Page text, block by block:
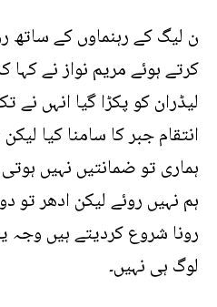
ن لیگ کے رہنماوں کے ساتھ
کرتے ہوئے مریم نواز نے
لیڈران کو پکڑا گیا انہں نے
انتقام جبر کا سامنا کیا
ہماری تو ضمانتیں نہیں
ہم نہیں روئے لیکن ادھر
رونا شروع کردیتے ہیں
لوگ ہی نہیں۔